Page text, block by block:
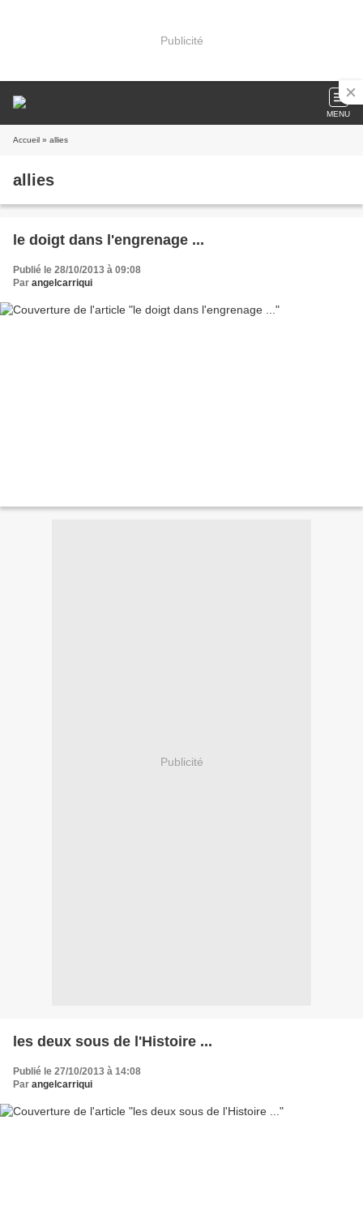
Publicité
MENU
Accueil » allies
allies
le doigt dans l'engrenage ...
Publié le 28/10/2013 à 09:08
Par angelcarriqui
Publicité
les deux sous de l'Histoire ...
Publié le 27/10/2013 à 14:08
Par angelcarriqui